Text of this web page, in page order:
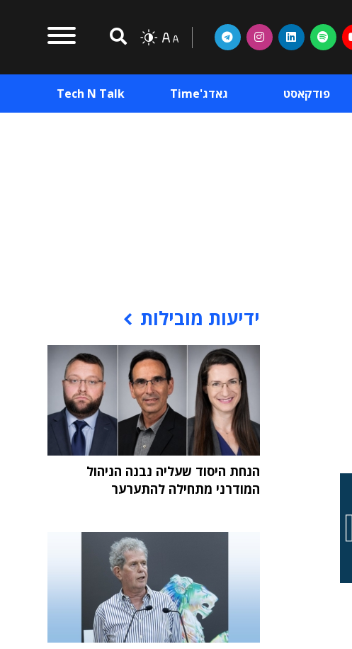
פודקאסט גאדג'Time Tech N Talk
ידיעות מובילות
הנחת היסוד שעליה נבנה הניהול
המודרני מתחילה להתערער